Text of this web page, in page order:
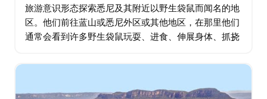
旅游意识形态探索悉尼及其附近以野生袋鼠而闻名的地
区。他们前往蓝山或悉尼外区或其他地区，在那里他们
通常会看到许多野生袋鼠玩耍、进食、伸展身体、抓挠
斗。您的导游将指出如何区分雄性和雌性…